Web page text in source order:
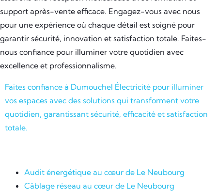
support après-vente efficace. Engagez-vous avec nous
pour une expérience où chaque détail est soigné pour
garantir sécurité, innovation et satisfaction totale. Faites-
nous confiance pour illuminer votre quotidien avec
excellence et professionnalisme.
Faites confiance à Dumouchel Électricité pour illuminer
vos espaces avec des solutions qui transforment votre
quotidien, garantissant sécurité, efficacité et satisfaction
totale.
Audit énergétique au cœur de Le Neubourg
Câblage réseau au cœur de Le Neubourg